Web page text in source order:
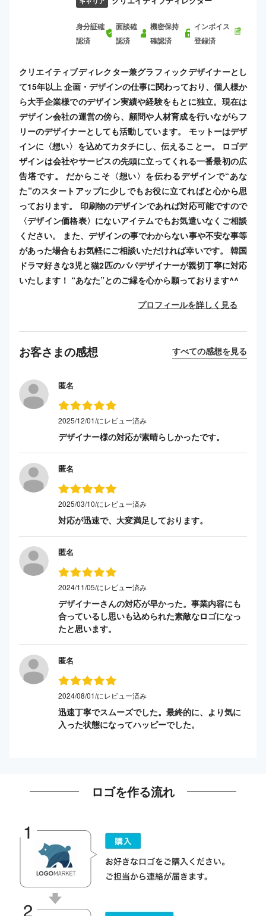
身分証確
認済
面談確
認済
機密保持
確認済
インボイス
登録済
クリエイティブディレクター兼グラフィックデザイナーとし
て15年以上 企画・デザインの仕事に関わっており、個人様か
ら大手企業様でのデザイン実績や経験をもとに独立。現在は
デザイン会社の運営の傍ら、顧問や人材育成を行いながらフ
リーのデザイナーとしても活動しています。 モットーはデザ
インに〈想い〉を込めてカタチにし、伝えることー。 ロゴデ
ザインは会社やサービスの先頭に立ってくれる一番最初の広
告塔です。 だからこそ〈想い〉を伝わるデザインで“あな
た”のスタートアップに少しでもお役に立てればと心から思
っております。 印刷物のデザインであれば対応可能ですので
〈デザイン価格表〉にないアイテムでもお気遣いなくご相談
ください。 また、デザインの事でわからない事や不安な事等
があった場合もお気軽にご相談いただければ幸いです。 韓国
ドラマ好きな3児と猫2匹のパパデザイナーが親切丁寧に対応
いたします！ “あなた”とのご縁を心から願っております^^
プロフィールを詳しく見る
お客さまの感想 すべての感想を見る
匿名
2025/12/01/にレビュー済み
デザイナー様の対応が素晴らしかったです。
匿名
2025/03/10/にレビュー済み
対応が迅速で、大変満足しております。
匿名
2024/11/05/にレビュー済み
デザイナーさんの対応が早かった。事業内容にも
合っているし思いも込められた素敵なロゴになっ
たと思います。
匿名
2024/08/01/にレビュー済み
迅速丁寧でスムーズでした。最終的に、より気に
入った状態になってハッピーでした。
ロゴを作る流れ